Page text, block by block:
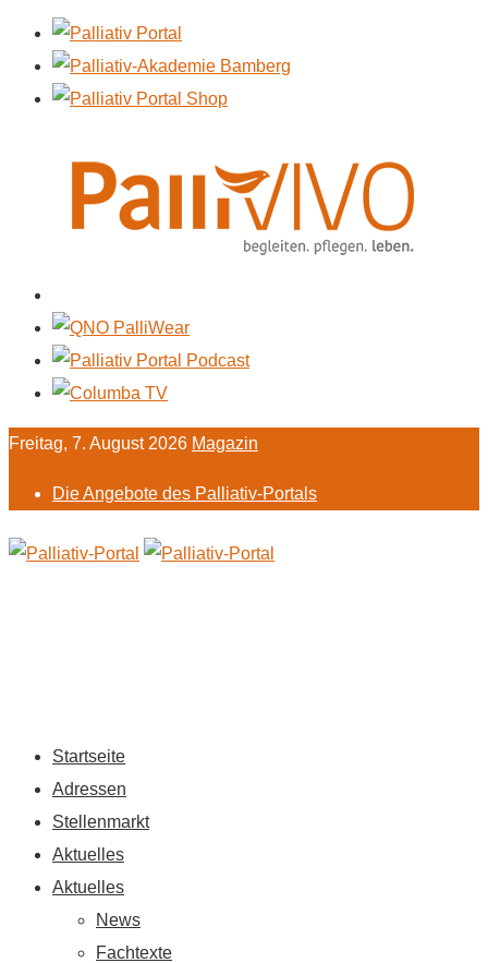
Freitag, 7. August 2026 Magazin
Die Angebote des Palliativ-Portals
Startseite
Adressen
Stellenmarkt
Aktuelles
Aktuelles
News
Fachtexte